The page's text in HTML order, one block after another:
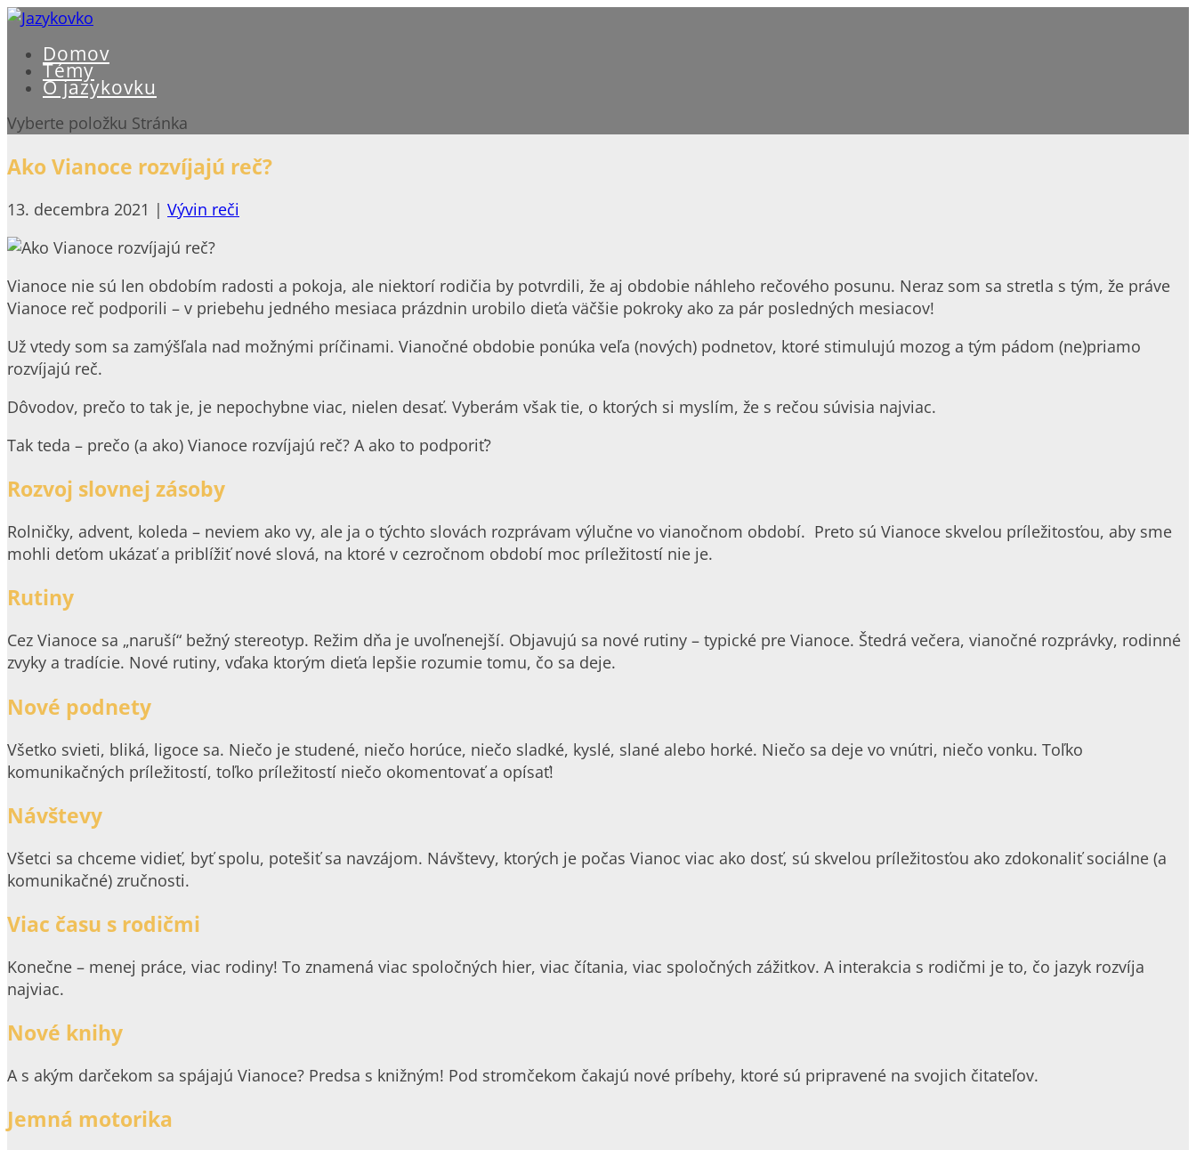
Domov
Témy
O jazykovku
Vyberte položku Stránka
Ako Vianoce rozvíjajú reč?
13. decembra 2021 | Vývin reči
Vianoce nie sú len obdobím radosti a pokoja, ale niektorí rodičia by potvrdili, že aj obdobie náhleho rečového posunu. Neraz som sa stretla s tým, že práve
Vianoce reč podporili – v priebehu jedného mesiaca prázdnin urobilo dieťa väčšie pokroky ako za pár posledných mesiacov!
Už vtedy som sa zamýšľala nad možnými príčinami. Vianočné obdobie ponúka veľa (nových) podnetov, ktoré stimulujú mozog a tým pádom (ne)priamo
rozvíjajú reč.
Dôvodov, prečo to tak je, je nepochybne viac, nielen desať. Vyberám však tie, o ktorých si myslím, že s rečou súvisia najviac.
Tak teda – prečo (a ako) Vianoce rozvíjajú reč? A ako to podporiť?
Rozvoj slovnej zásoby
Rolničky, advent, koleda – neviem ako vy, ale ja o týchto slovách rozprávam výlučne vo vianočnom období. Preto sú Vianoce skvelou príležitosťou, aby sme
mohli deťom ukázať a priblížiť nové slová, na ktoré v cezročnom období moc príležitostí nie je.
Rutiny
Cez Vianoce sa „naruší“ bežný stereotyp. Režim dňa je uvoľnenejší. Objavujú sa nové rutiny – typické pre Vianoce. Štedrá večera, vianočné rozprávky, rodinné
zvyky a tradície. Nové rutiny, vďaka ktorým dieťa lepšie rozumie tomu, čo sa deje.
Nové podnety
Všetko svieti, bliká, ligoce sa. Niečo je studené, niečo horúce, niečo sladké, kyslé, slané alebo horké. Niečo sa deje vo vnútri, niečo vonku. Toľko
komunikačných príležitostí, toľko príležitostí niečo okomentovať a opísať!
Návštevy
Všetci sa chceme vidieť, byť spolu, potešiť sa navzájom. Návštevy, ktorých je počas Vianoc viac ako dosť, sú skvelou príležitosťou ako zdokonaliť sociálne (a
komunikačné) zručnosti.
Viac času s rodičmi
Konečne – menej práce, viac rodiny! To znamená viac spoločných hier, viac čítania, viac spoločných zážitkov. A interakcia s rodičmi je to, čo jazyk rozvíja
najviac.
Nové knihy
A s akým darčekom sa spájajú Vianoce? Predsa s knižným! Pod stromčekom čakajú nové príbehy, ktoré sú pripravené na svojich čitateľov.
Jemná motorika